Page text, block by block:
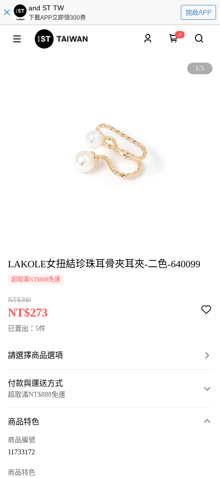
and ST TW
下載APP立即領300券
開啟APP
0
1/5
LAKOLE女扭結珍珠耳骨夾耳夾-二色-640099
超取滿NT$888免運
NT$390
NT$273
已賣出：5件
請選擇商品選項
付款與運送方式
超取滿NT$888免運
信用卡一次付款
商品特色
商品編號
11733172
商品特色